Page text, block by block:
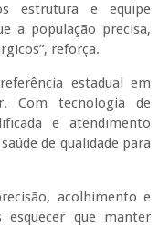
estrutura e equipe
a população precisa,
reforça.
estadual em
Com tecnologia de
e atendimento
de qualidade para
acolhimento e
esquecer que manter